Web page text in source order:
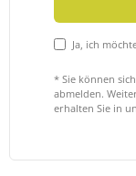
Ja, ich
* Sie können
abmelden.
erhalten Sie in